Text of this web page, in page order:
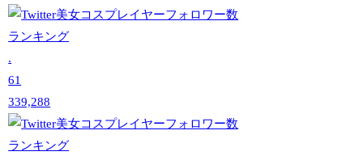
.
61
339,288